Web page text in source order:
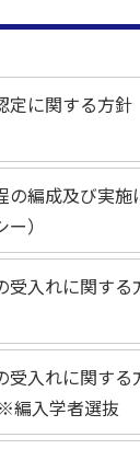
定に関する方
の編成及び実
）
受入れに関す
受入れに関す
編入学者選抜